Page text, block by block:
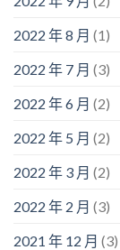
2022 年 8 月 (1)
2022 年 7 月 (3)
2022 年 6 月 (2)
2022 年 5 月 (2)
2022 年 3 月 (2)
2022 年 2 月 (3)
2021 年 12 月 (3)